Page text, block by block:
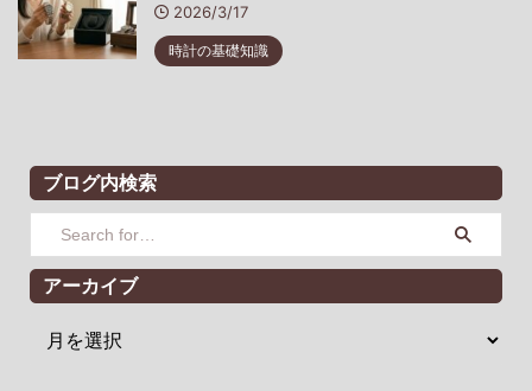
2026/3/17
時計の基礎知識
ブログ内検索
アーカイブ